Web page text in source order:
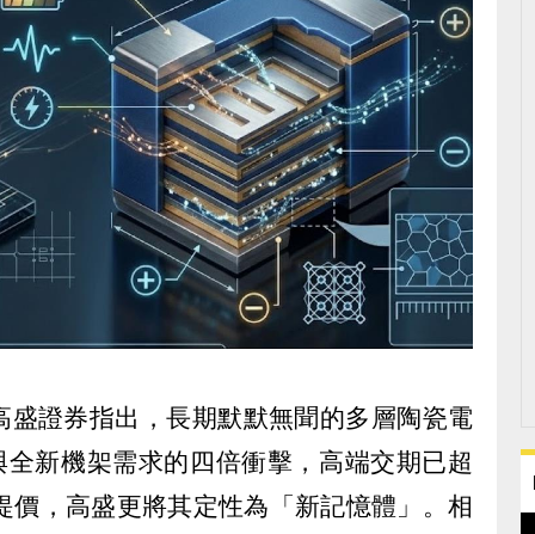
證券指出，長期默默無聞的多層陶瓷電
新機架需求的四倍衝擊，高端交期已超
價，高盛更將其定性為「新記憶體」。相